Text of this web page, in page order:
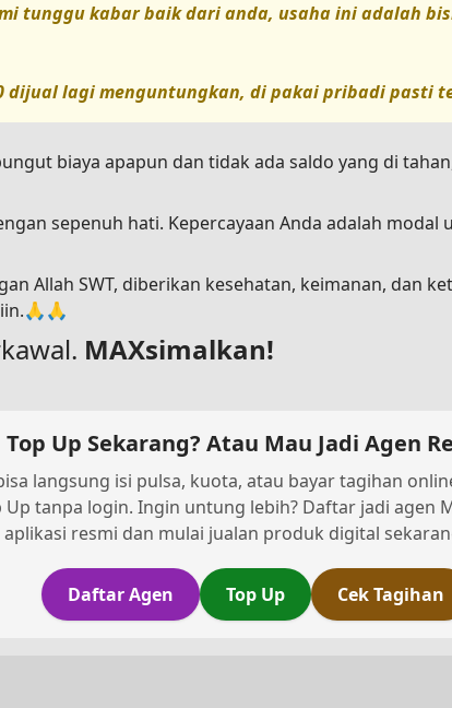
tunggu kabar baik dari anda, usaha ini adalah
dijual lagi menguntungkan, di pakai pribadi pasti
biaya apapun dan tidak ada saldo yang di
sepenuh hati. Kepercayaan Anda adalah
Allah SWT, diberikan kesehatan, keimanan, dan
MAXsimalkan!
Top Up Sekarang? Atau Mau Jadi Agen
langsung isi pulsa, kuota, atau bayar tagihan
Up tanpa login. Ingin untung lebih? Daftar jadi agen
aplikasi resmi dan mulai jualan produk digital
Daftar Agen Top Up Cek Tagihan